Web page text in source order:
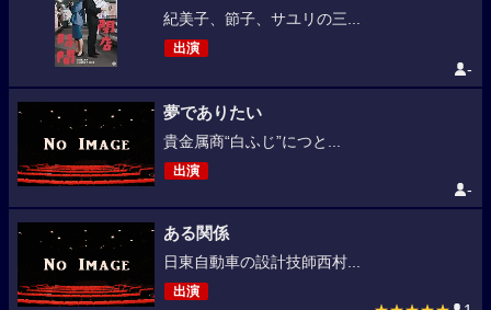
紀美子、節子、サユリの三...
出演
-
夢でありたい
貴金属商“白ふじ”につと...
出演
-
ある関係
日東自動車の設計技師西村...
出演